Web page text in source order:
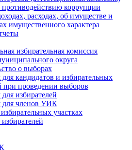
коррупции
расходах, об имуществе и
имущественного характера
избирательная комиссия
округа
о выборах
кандидатов и избирательных
при проведении выборов
избирателей
членов УИК
участках